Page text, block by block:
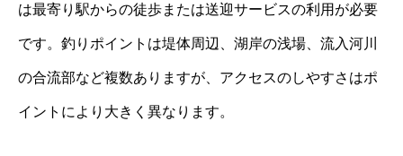
は最寄り駅からの徒歩または送迎サービスの利用が必要
です。釣りポイントは堤体周辺、湖岸の浅場、流入河川
の合流部など複数ありますが、アクセスのしやすさはポ
イントにより大きく異なります。